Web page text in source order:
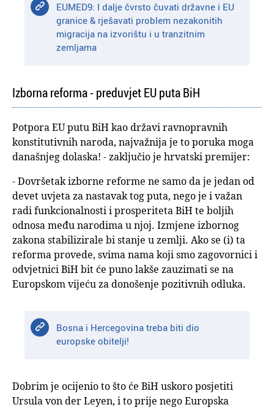
EUMED9: I dalje čvrsto čuvati državne i EU
granice & rješavati problem nezakonitih
migracija na izvorištu i u tranzitnim
zemljama
Izborna reforma - preduvjet EU puta BiH
Potpora EU putu BiH kao državi ravnopravnih
konstitutivnih naroda, najvažnija je to poruka moga
današnjeg dolaska! - zaključio je hrvatski premijer:
- Dovršetak izborne reforme ne samo da je jedan od
devet uvjeta za nastavak tog puta, nego je i važan
radi funkcionalnosti i prosperiteta BiH te boljih
odnosa među narodima u njoj. Izmjene izbornog
zakona stabilizirale bi stanje u zemlji. Ako se (i) ta
reforma provede, svima nama koji smo zagovornici i
odvjetnici BiH bit će puno lakše zauzimati se na
Europskom vijeću za donošenje pozitivnih odluka.
Bosna i Hercegovina treba biti dio
europske obitelji!
Dobrim je ocijenio to što će BiH uskoro posjetiti
Ursula von der Leyen, i to prije nego Europska